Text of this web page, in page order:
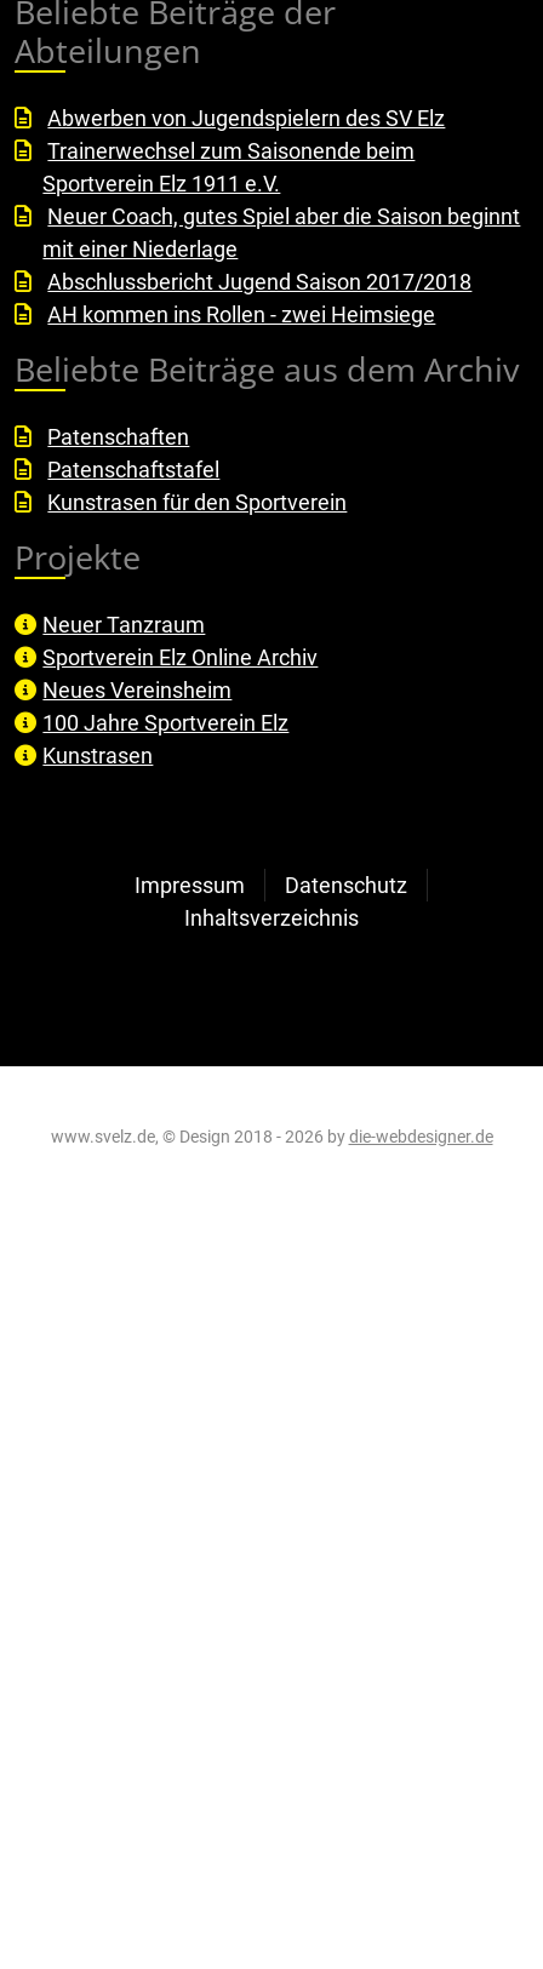
Beliebte Beiträge der
Abteilungen
Abwerben von Jugendspielern des SV Elz
Trainerwechsel zum Saisonende beim
Sportverein Elz 1911 e.V.
Neuer Coach, gutes Spiel aber die Saison beginnt
mit einer Niederlage
Abschlussbericht Jugend Saison 2017/2018
AH kommen ins Rollen - zwei Heimsiege
Beliebte Beiträge aus dem Archiv
Patenschaften
Patenschaftstafel
Kunstrasen für den Sportverein
Projekte
Neuer Tanzraum
Sportverein Elz Online Archiv
Neues Vereinsheim
100 Jahre Sportverein Elz
Kunstrasen
Impressum
Datenschutz
Inhaltsverzeichnis
www.svelz.de, © Design 2018 - 2026 bydie-webdesigner.de